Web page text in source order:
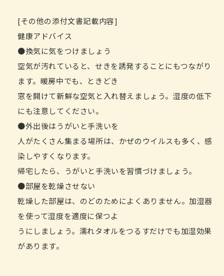
[その他の添付文書記載内容]
健康アドバイス
●換気に気をつけましょう
空気が汚れていると、せきを誘発することにもつながり
ます。暖房中でも、ときどき
窓を開けて新鮮な空気と入れ替えましょう。湿度の低下
にも注意してください。
●外出後はうがいと手洗いを
人がたくさん集まる場所は、かぜのウイルスも多く、感
染しやすくなります。
帰宅したら、うがいと手洗いを習慣づけましょう。
●部屋を乾燥させない
乾燥した部屋は、のどのためによくありません。加湿器
を使って湿度を適度に保つよ
うにしましょう。濡れタオルをつるすだけでも加湿効果
があります。